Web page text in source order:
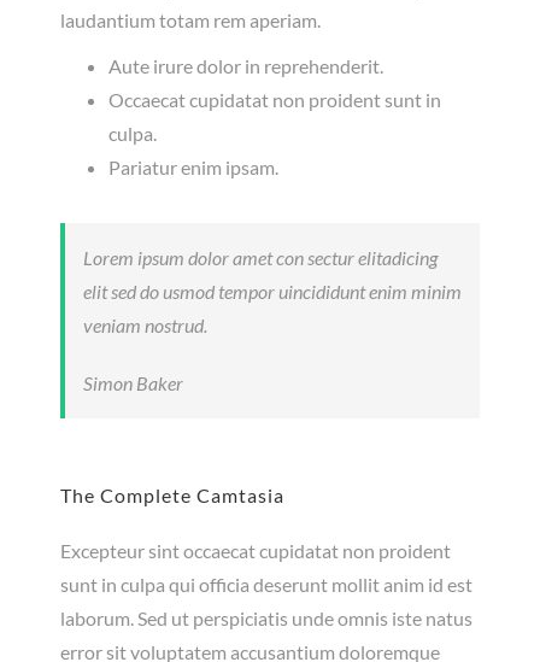
laudantium totam rem aperiam.
Aute irure dolor in reprehenderit.
Occaecat cupidatat non proident sunt in
culpa.
Pariatur enim ipsam.
Lorem ipsum dolor amet con sectur elitadicing
elit sed do usmod tempor uincididunt enim minim
veniam nostrud.
Simon Baker
The Complete Camtasia
Excepteur sint occaecat cupidatat non proident
sunt in culpa qui officia deserunt mollit anim id est
laborum. Sed ut perspiciatis unde omnis iste natus
error sit voluptatem accusantium doloremque